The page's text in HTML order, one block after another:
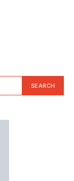
SEARCH